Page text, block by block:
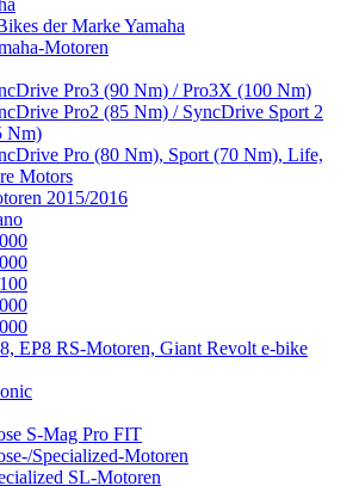
der Marke Yamaha
Motoren
Pro3 (90 Nm) / Pro3X (100 Nm)
Pro2 (85 Nm) / SyncDrive Sport 2
Nm)
Pro (80 Nm), Sport (70 Nm), Life,
Motors
2015/2016
EP8 RS-Motoren, Giant Revolt e-bike
S-Mag Pro FIT
Specialized-Motoren
SL-Motoren